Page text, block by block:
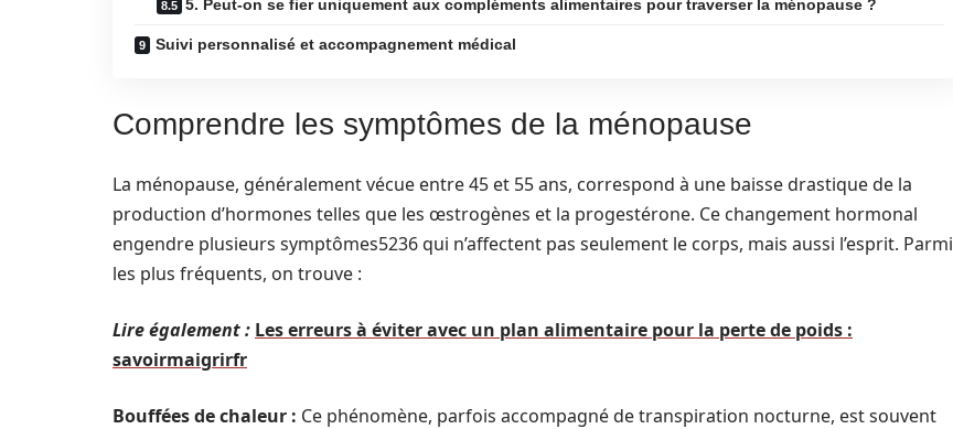
5. Peut-on se fier uniquement aux compléments alimentaires pour traverser la ménopause ?
Suivi personnalisé et accompagnement médical
Comprendre les symptômes de la ménopause
La ménopause, généralement vécue entre 45 et 55 ans, correspond à une baisse drastique de la
production d’hormones telles que les œstrogènes et la progestérone. Ce changement hormonal
engendre plusieurs symptômes5236 qui n’affectent pas seulement le corps, mais aussi l’esprit. Parmi
les plus fréquents, on trouve :
Lire également : Les erreurs à éviter avec un plan alimentaire pour la perte de poids :
savoirmaigrirfr
Bouffées de chaleur : Ce phénomène, parfois accompagné de transpiration nocturne, est souvent